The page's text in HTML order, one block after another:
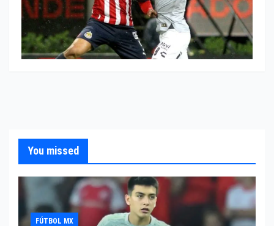
You missed
FÚTBOL MX